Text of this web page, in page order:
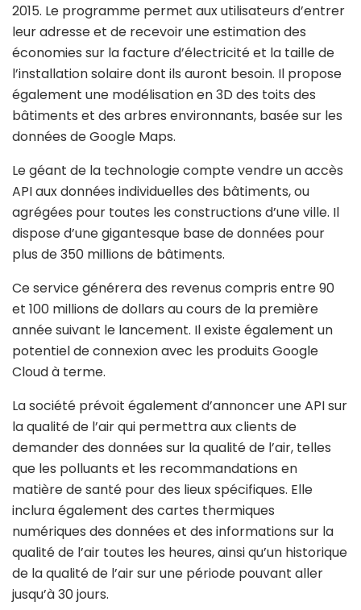
2015. Le programme permet aux utilisateurs d’entrer
leur adresse et de recevoir une estimation des
économies sur la facture d’électricité et la taille de
l’installation solaire dont ils auront besoin. Il propose
également une modélisation en 3D des toits des
bâtiments et des arbres environnants, basée sur les
données de Google Maps.
Le géant de la technologie compte vendre un accès
API aux données individuelles des bâtiments, ou
agrégées pour toutes les constructions d’une ville. Il
dispose d’une gigantesque base de données pour
plus de 350 millions de bâtiments.
Ce service générera des revenus compris entre 90
et 100 millions de dollars au cours de la première
année suivant le lancement. Il existe également un
potentiel de connexion avec les produits Google
Cloud à terme.
La société prévoit également d’annoncer une API sur
la qualité de l’air qui permettra aux clients de
demander des données sur la qualité de l’air, telles
que les polluants et les recommandations en
matière de santé pour des lieux spécifiques. Elle
inclura également des cartes thermiques
numériques des données et des informations sur la
qualité de l’air toutes les heures, ainsi qu’un historique
de la qualité de l’air sur une période pouvant aller
jusqu’à 30 jours.